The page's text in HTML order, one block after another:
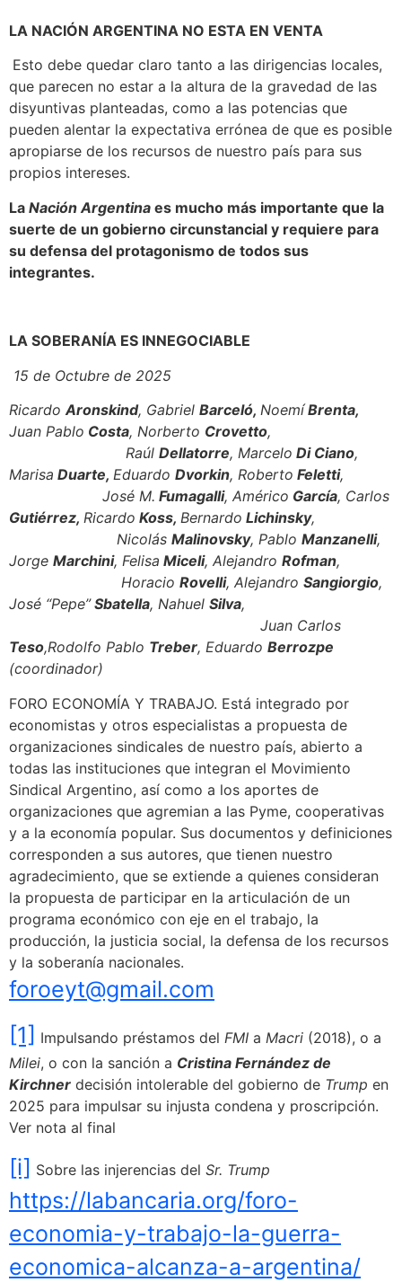
LA NACIÓN ARGENTINA NO ESTA EN VENTA
Esto debe quedar claro tanto a las dirigencias locales,
que parecen no estar a la altura de la gravedad de las
disyuntivas planteadas, como a las potencias que
pueden alentar la expectativa errónea de que es posible
apropiarse de los recursos de nuestro país para sus
propios intereses.
La Nación Argentina es mucho más importante que la
suerte de un gobierno circunstancial y requiere para
su defensa del protagonismo de todos sus
integrantes.
LA SOBERANÍA ES INNEGOCIABLE
15 de Octubre de 2025
RicardoAronskind, Gabriel Barceló, NoemíBrenta,
Juan Pablo Costa, Norberto Crovetto,
Raúl Dellatorre, Marcelo Di Ciano,
Marisa Duarte, Eduardo Dvorkin, Roberto Feletti,
José M. Fumagalli, Américo García, Carlos
Gutiérrez, Ricardo Koss, Bernardo Lichinsky,
Nicolás Malinovsky, Pablo Manzanelli,
Jorge Marchini, Felisa Miceli, Alejandro Rofman,
Horacio Rovelli, Alejandro Sangiorgio,
José “Pepe”Sbatella, Nahuel Silva,
Juan Carlos
Teso,Rodolfo Pablo Treber, Eduardo Berrozpe
(coordinador)
FORO ECONOMÍA Y TRABAJO. Está integrado por
economistas y otros especialistas a propuesta de
organizaciones sindicales de nuestro país, abierto a
todas las instituciones que integran el Movimiento
Sindical Argentino, así como a los aportes de
organizaciones que agremian a las Pyme, cooperativas
y a la economía popular. Sus documentos y definiciones
corresponden a sus autores, que tienen nuestro
agradecimiento, que se extiende a quienes consideran
la propuesta de participar en la articulación de un
programa económico con eje en el trabajo, la
producción, la justicia social, la defensa de los recursos
y la soberanía nacionales.
foroeyt@gmail.com
[1] Impulsando préstamos del FMI a Macri (2018), o a
Milei, o con la sanción a Cristina Fernández de
Kirchner decisión intolerable del gobierno de Trump en
2025 para impulsar su injusta condena y proscripción.
Ver nota al final
[i] Sobre las injerencias del Sr. Trump
https://labancaria.org/foro-
economia-y-trabajo-la-guerra-
economica-alcanza-a-argentina/